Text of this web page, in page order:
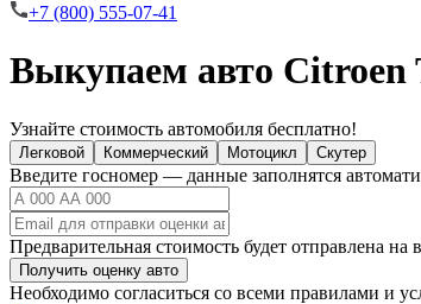
+7 (800) 555-07-41
Выкупаем авто Citroen
Узнайте стоимость автомобиля бесплатно!
Легковой Коммерческий Мотоцикл Скутер
Введите госномер — данные заполнятся
Предварительная стоимость будет отправлена
Получить оценку авто
Необходимо согласиться со всеми правилами и